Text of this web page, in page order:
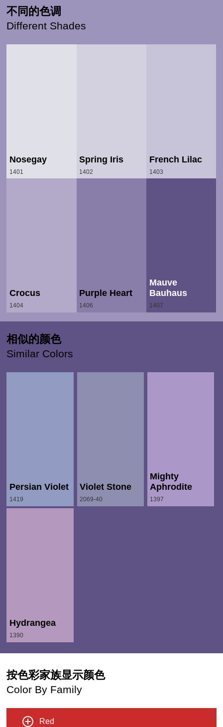
不同的色调
Different Shades
Nosegay
1401
Spring Iris
1402
French Lilac
1403
Crocus
1404
Purple Heart
1406
Mauve
Bauhaus
1407
相似的颜色
Similar Colors
Persian Violet
1419
Violet Stone
2069-40
Mighty
Aphrodite
1397
Hydrangea
1390
按色彩家族显示颜色
Color By Family
Red